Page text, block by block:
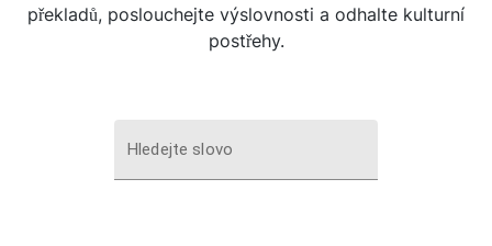
překladů, poslouchejte výslovnosti a odhalte kulturní
postřehy.
Hledejte slovo